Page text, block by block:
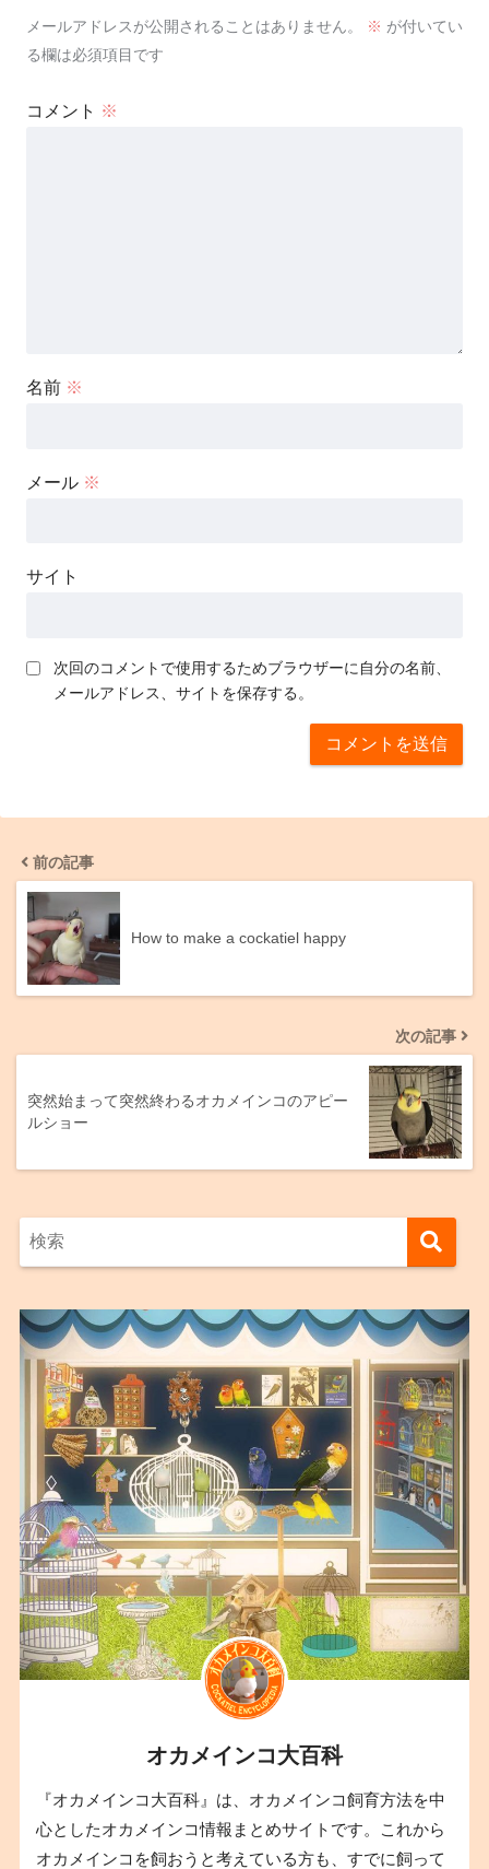
メールアドレスが公開されることはありません。 ※ が付いてい
る欄は必須項目です
コメント ※
名前 ※
メール ※
サイト
次回のコメントで使用するためブラウザーに自分の名前、
メールアドレス、サイトを保存する。
前の記事
How to make a cockatiel happy
次の記事
突然始まって突然終わるオカメインコのアピー
ルショー
オカメインコ大百科
『オカメインコ大百科』は、オカメインコ飼育方法を中
心としたオカメインコ情報まとめサイトです。これから
オカメインコを飼おうと考えている方も、すでに飼って